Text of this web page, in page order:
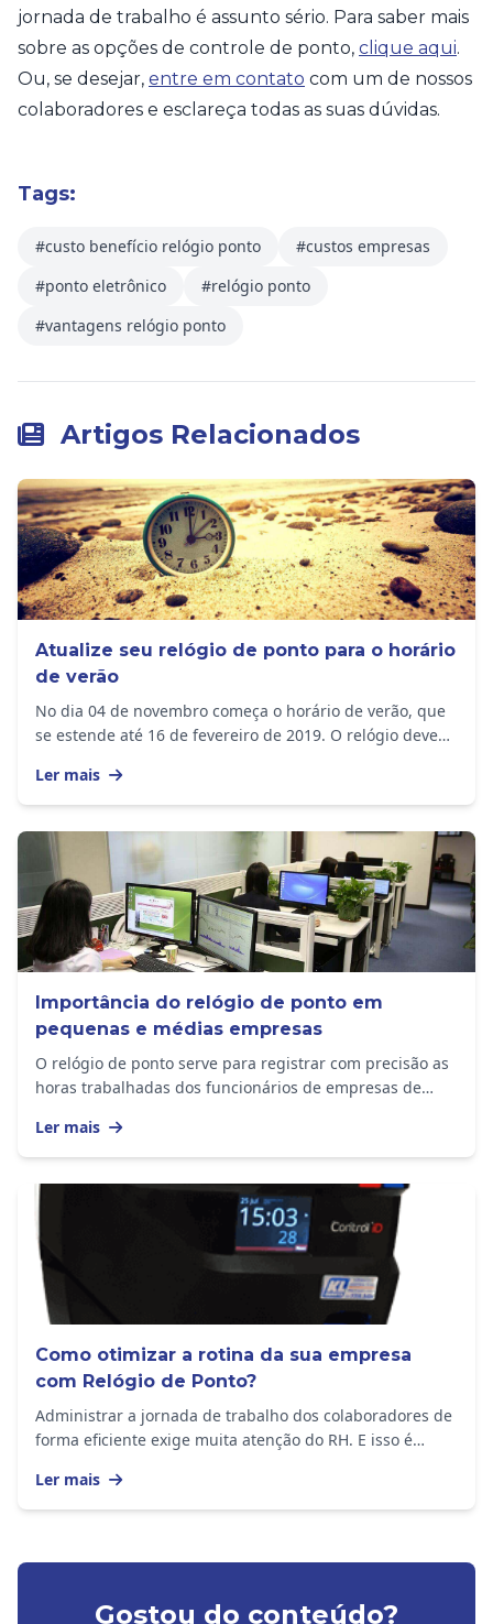
jornada de trabalho é assunto sério. Para saber mais
sobre as opções de controle de ponto, clique aqui.
Ou, se desejar, entre em contato com um de nossos
colaboradores e esclareça todas as suas dúvidas.
Tags:
#custo benefício relógio ponto
#custos empresas
#ponto eletrônico
#relógio ponto
#vantagens relógio ponto
Artigos Relacionados
Atualize seu relógio de ponto para o horário
de verão
No dia 04 de novembro começa o horário de verão, que
se estende até 16 de fevereiro de 2019. O relógio deve
Ler mais
Importância do relógio de ponto em
pequenas e médias empresas
O relógio de ponto serve para registrar com precisão as
horas trabalhadas dos funcionários de empresas de
Ler mais
Como otimizar a rotina da sua empresa
com Relógio de Ponto?
Administrar a jornada de trabalho dos colaboradores de
forma eficiente exige muita atenção do RH. E isso é
Ler mais
Gostou do conteúdo?